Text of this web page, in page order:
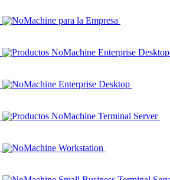
NoMachine para la Empresa
Productos NoMachine Enterprise Desktop
NoMachine Enterprise Desktop
Productos NoMachine Terminal Server
NoMachine Workstation